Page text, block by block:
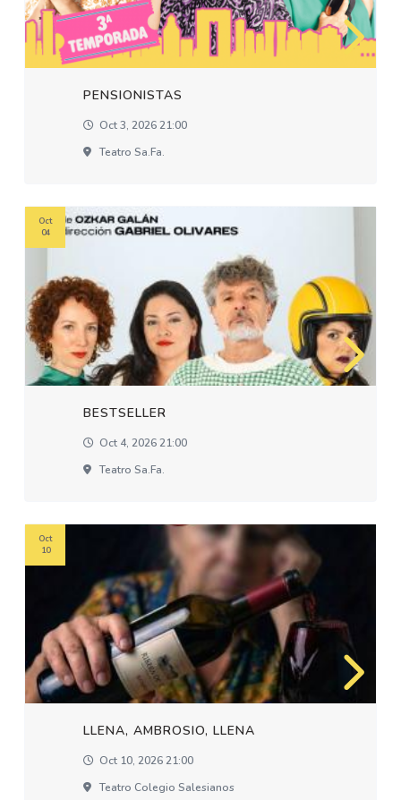
PENSIONISTAS
Oct 3, 2026 21:00
Teatro Sa.fa.
BESTSELLER
Oct 4, 2026 21:00
Teatro Sa.fa.
Oct
04
LLENA, AMBROSIO, LLENA
Oct 10, 2026 21:00
Teatro Colegio Salesianos
Oct
10